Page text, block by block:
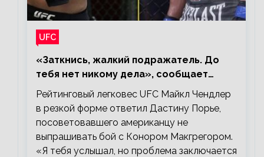
UFC
«Заткнись, жалкий подражатель. До
тебя нет никому дела», сообщает
Майкл Чендлер – о словах Порье
Рейтинговый легковес UFC Майкл Чендлер
в резкой форме ответил Дастину Порье,
посоветовавшего американцу не
выпрашивать бой с Конором Макгрегором.
«Я тебя услышал, но проблема заключается